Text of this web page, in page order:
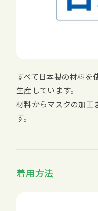
すべて日本製の材料を
生産しています。
材料からマスクの加工
す。
着用方法